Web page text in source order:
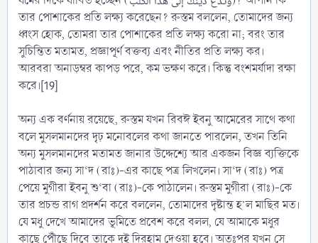
তার পোশাকের প্রতি লক্ষ্য করেছেন? রুস্তম বললেন, তোমাদের জন্য
ধ্বংস হোক, তোমরা তার পোশাকের প্রতি লক্ষ্য করো না; বরং তার
সুচিন্তিত মতামত, প্রজ্ঞাপূর্ণ বক্তব্য এবং নীতির প্রতি লক্ষ্য কর।
আরবরা অনাড়ম্বর কাপড় পরে, কম ভক্ষণ করে। কিন্তু বংশমর্যাদা রক্ষা
করে।[19]
অন্য এক বর্ণনায় রয়েছে, রুস্তম যখন রিবঈ ইবনু আমেরের সাথে কথা
বলে মুসলমানদের দৃঢ় মনোবলের কথা জানতে পারলেন, তখন তিনি
অন্য মুসলমানদের মতামত জানার উদ্দেশ্যে আর একজন বিজ্ঞ ব্যক্তিকে
পাঠাবার জন্য সা‘দ (রাঃ)-এর কাছে পত্র লিখলেন। সা‘দ (রাঃ) পত্র
পেয়ে মুগীরা ইবনু শু‘বা (রাঃ)-কে পাঠালেন। রুস্তম মুগীরা (রাঃ)-কে
তার প্রচন্ড রাগ প্রদর্শন করে বললেন, তোমাদের দৃষ্টান্ত হ’ল মাছির মত।
যে মধু দেখে আমাদের ভূমিতে প্রবেশ করে বলল, যে আমাকে মধুর
কাছে পৌঁছে দিবে তাকে দুই দিরহাম দেওয়া হবে। অতঃপর যখন সে